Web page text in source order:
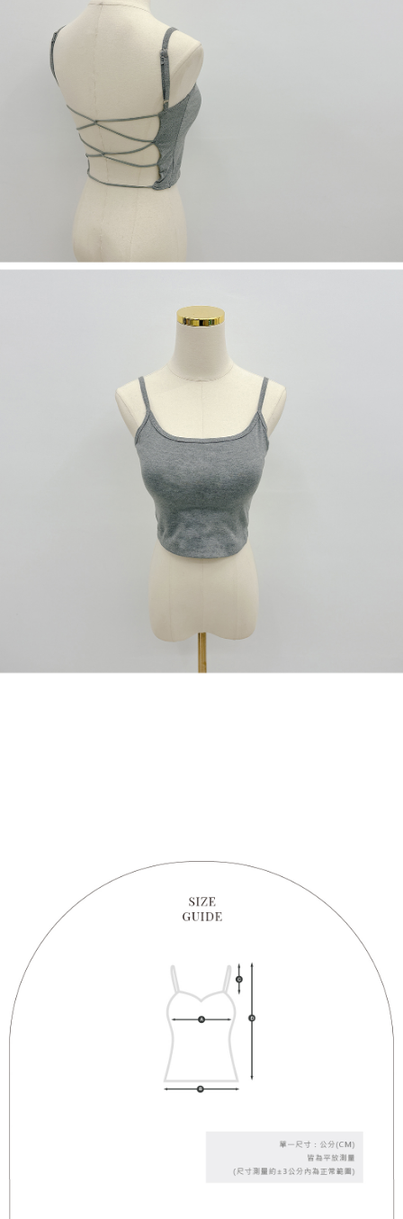
す。AFTEEの個人情報の収集、処理、利用について、詳細はAFTEE公式ホ
ームページの『個人情報の収集、処理及び利用に関する声明』をご参照く
ださい（
https://aftee.tw/privacypolicy/
AFTEEの初回ご利用の際に、審査を通過すれば、最高額がNT$10,000にな
ります。支払い期限を過ぎた場合、その金額に基づいて年利20%の遅延滞
納金が加算されます。未成年の利用者は、事前に法定代理人または後見人
の同意を得ればAFTEEをご利用いただけます。
個人情報の処理、利用について疑問がある、または関連する法律の権利を
行使したい場合は、ネットプロテクションズ
にご連絡ください。上記に示した個人情報を、必要な購入注文書とあわせ